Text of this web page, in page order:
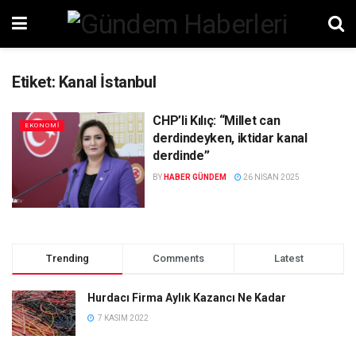
Etiket: Kanal İstanbul
EKONOMI
CHP’li Kılıç: “Millet can
derdindeyken, iktidar kanal
derdinde”
BY HABER GÜNDEM 26 NISAN 2025
Trending Comments Latest
Hurdacı Firma Aylık Kazancı Ne Kadar
7 KASIM 2022